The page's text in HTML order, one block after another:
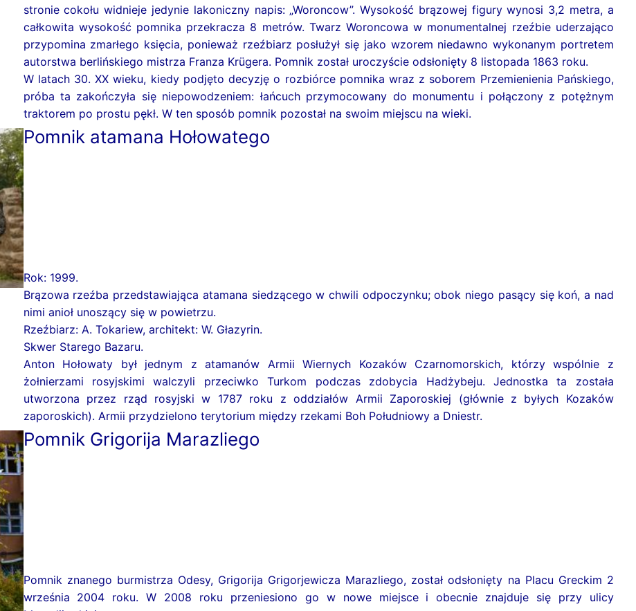
stronie cokołu widnieje jedynie lakoniczny napis: „Woroncow”. Wysokość brązowej figury wynosi 3,2 metra, a
całkowita wysokość pomnika przekracza 8 metrów. Twarz Woroncowa w monumentalnej rzeźbie uderzająco
przypomina zmarłego księcia, ponieważ rzeźbiarz posłużył się jako wzorem niedawno wykonanym portretem
autorstwa berlińskiego mistrza Franza Krügera. Pomnik został uroczyście odsłonięty 8 listopada 1863 roku.
W latach 30. XX wieku, kiedy podjęto decyzję o rozbiórce pomnika wraz z soborem Przemienienia Pańskiego,
próba ta zakończyła się niepowodzeniem: łańcuch przymocowany do monumentu i połączony z potężnym
traktorem po prostu pękł. W ten sposób pomnik pozostał na swoim miejscu na wieki.
Pomnik atamana Hołowatego
Rok: 1999.
Brązowa rzeźba przedstawiająca atamana siedzącego w chwili odpoczynku; obok niego pasący się koń, a nad
nimi anioł unoszący się w powietrzu.
Rzeźbiarz: A. Tokariew, architekt: W. Głazyrin.
Skwer Starego Bazaru.
Anton Hołowaty był jednym z atamanów Armii Wiernych Kozaków Czarnomorskich, którzy wspólnie z
żołnierzami rosyjskimi walczyli przeciwko Turkom podczas zdobycia Hadżybeju. Jednostka ta została
utworzona przez rząd rosyjski w 1787 roku z oddziałów Armii Zaporoskiej (głównie z byłych Kozaków
zaporoskich). Armii przydzielono terytorium między rzekami Boh Południowy a Dniestr.
Pomnik Grigorija Marazliego
Pomnik znanego burmistrza Odesy, Grigorija Grigorjewicza Marazliego, został odsłonięty na Placu Greckim 2
września 2004 roku. W 2008 roku przeniesiono go w nowe miejsce i obecnie znajduje się przy ulicy